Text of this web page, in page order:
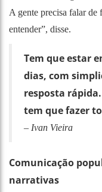
A gente precisa falar de
entender”, disse.
Tem que estar
dias, com
resposta
tem que fazer
– Ivan Vieira
Comunicação
narrativas